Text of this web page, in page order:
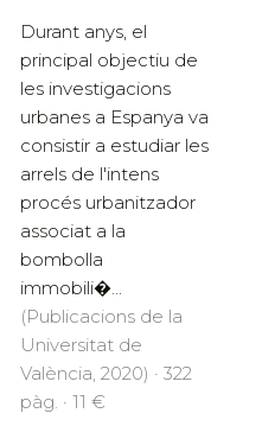
Durant anys, el
principal objectiu de
les investigacions
urbanes a Espanya va
consistir a estudiar les
arrels de l'intens
procés urbanitzador
associat a la
bombolla
immobili�...
(Publicacions de la
Universitat de
València, 2020) · 322
pàg. · 11 €